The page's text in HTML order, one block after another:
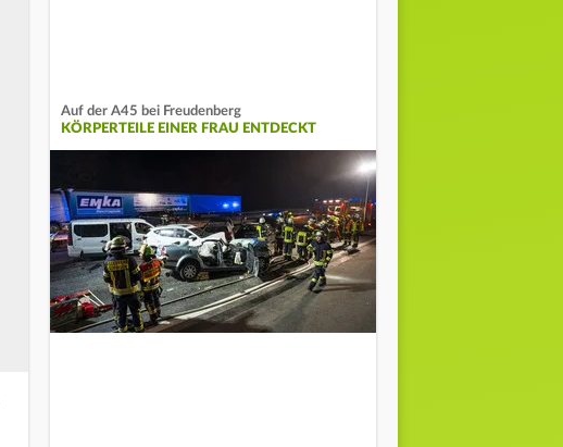
Auf der A45 bei Freudenberg
KÖRPERTEILE EINER FRAU ENTDECKT